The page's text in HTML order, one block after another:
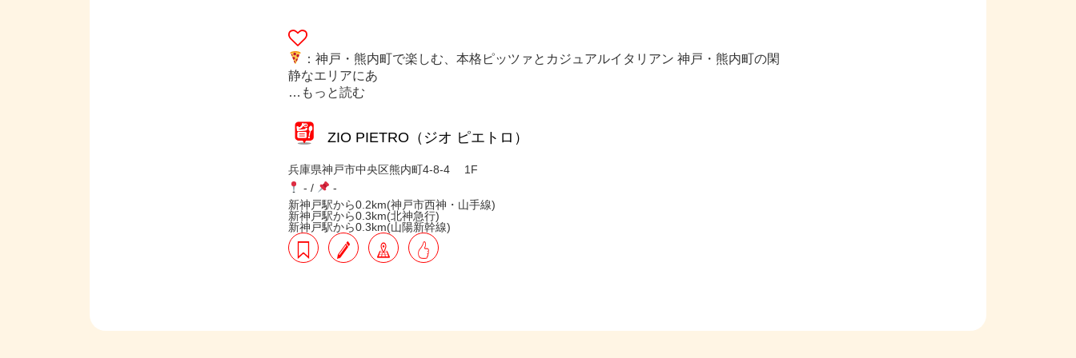
：神戸・熊内町で楽しむ、本格ピッツァとカジュアルイタリアン 神戸・熊内町の閑
静なエリアにあ
…もっと読む
ZIO PIETRO（ジオ ピエトロ）
兵庫県神戸市中央区熊内町4-8-4 1F
- /
-
新神戸駅から0.2km(神戸市西神・山手線)
新神戸駅から0.3km(北神急行)
新神戸駅から0.3km(山陽新幹線)